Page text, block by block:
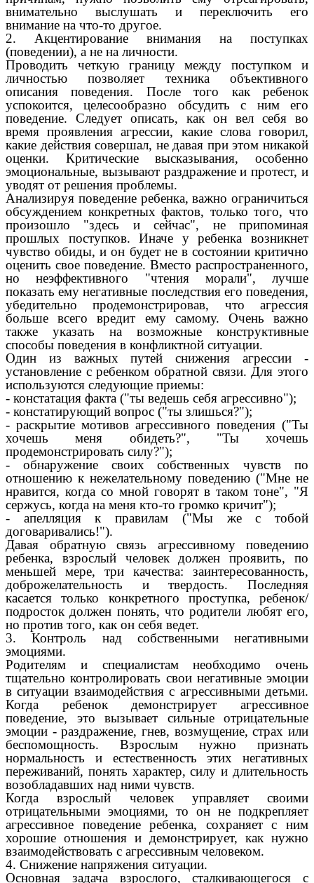
внимательно выслушать и переключить его
внимание на что-то другое.
2. Акцентирование внимания на поступках
(поведении), а не на личности.
Проводить четкую границу между поступком и
личностью позволяет техника объективного
описания поведения. После того как ребенок
успокоится, целесообразно обсудить с ним его
поведение. Следует описать, как он вел себя во
время проявления агрессии, какие слова говорил,
какие действия совершал, не давая при этом никакой
оценки. Критические высказывания, особенно
эмоциональные, вызывают раздражение и протест, и
уводят от решения проблемы.
Анализируя поведение ребенка, важно ограничиться
обсуждением конкретных фактов, только того, что
произошло "здесь и сейчас", не припоминая
прошлых поступков. Иначе у ребенка возникнет
чувство обиды, и он будет не в состоянии критично
оценить свое поведение. Вместо распространенного,
но неэффективного "чтения морали", лучше
показать ему негативные последствия его поведения,
убедительно продемонстрировав, что агрессия
больше всего вредит ему самому. Очень важно
также указать на возможные конструктивные
способы поведения в конфликтной ситуации.
Один из важных путей снижения агрессии -
установление с ребенком обратной связи. Для этого
используются следующие приемы:
- констатация факта ("ты ведешь себя агрессивно");
- констатирующий вопрос ("ты злишься?");
- раскрытие мотивов агрессивного поведения ("Ты
хочешь меня обидеть?", "Ты хочешь
продемонстрировать силу?");
- обнаружение своих собственных чувств по
отношению к нежелательному поведению ("Мне не
нравится, когда со мной говорят в таком тоне", "Я
сержусь, когда на меня кто-то громко кричит");
- апелляция к правилам ("Мы же с тобой
договаривались!").
Давая обратную связь агрессивному поведению
ребенка, взрослый человек должен проявить, по
меньшей мере, три качества: заинтересованность,
доброжелательность и твердость. Последняя
касается только конкретного проступка, ребенок/
подросток должен понять, что родители любят его,
но против того, как он себя ведет.
3. Контроль над собственными негативными
эмоциями.
Родителям и специалистам необходимо очень
тщательно контролировать свои негативные эмоции
в ситуации взаимодействия с агрессивными детьми.
Когда ребенок демонстрирует агрессивное
поведение, это вызывает сильные отрицательные
эмоции - раздражение, гнев, возмущение, страх или
беспомощность. Взрослым нужно признать
нормальность и естественность этих негативных
переживаний, понять характер, силу и длительность
возобладавших над ними чувств.
Когда взрослый человек управляет своими
отрицательными эмоциями, то он не подкрепляет
агрессивное поведение ребенка, сохраняет с ним
хорошие отношения и демонстрирует, как нужно
взаимодействовать с агрессивным человеком.
4. Снижение напряжения ситуации.
Основная задача взрослого, сталкивающегося с